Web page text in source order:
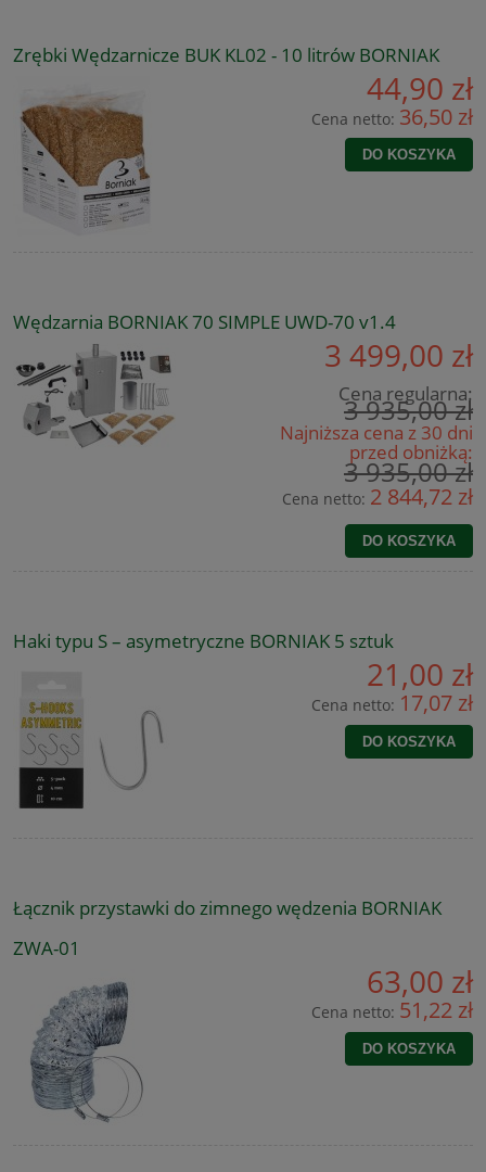
Zrębki Wędzarnicze BUK KL02 - 10 litrów BORNIAK
44,90 zł
Cena netto: 36,50 zł
DO KOSZYKA
Wędzarnia BORNIAK 70 SIMPLE UWD-70 v1.4
3 499,00 zł
Cena regularna:
3 935,00 zł
Najniższa cena z 30 dni
przed obniżką:
3 935,00 zł
Cena netto: 2 844,72 zł
DO KOSZYKA
Haki typu S – asymetryczne BORNIAK 5 sztuk
21,00 zł
Cena netto: 17,07 zł
DO KOSZYKA
Łącznik przystawki do zimnego wędzenia BORNIAK
ZWA-01
63,00 zł
Cena netto: 51,22 zł
DO KOSZYKA